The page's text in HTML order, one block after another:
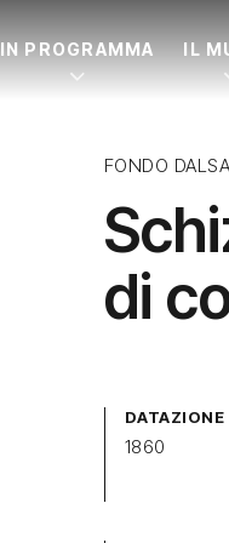
IN PROGRAMMA IL
FONDO
di
DATAZIONE
1860